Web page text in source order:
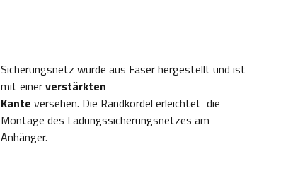
Sicherungsnetz wurde aus Faser hergestellt und ist
mit einerverstärkten
Kante versehen. Die Randkordel erleichtet die
Montage des Ladungssicherungsnetzes am
Anhänger.